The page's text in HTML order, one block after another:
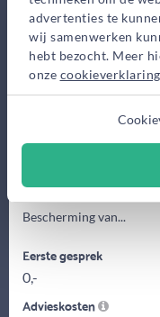
advertenties te
wij samenwerken
hebt bezocht. Meer
onze cookieverklaring
BESCHERMING Dat is
Bescherming van...
Eerste gesprek
0,-
Advieskosten